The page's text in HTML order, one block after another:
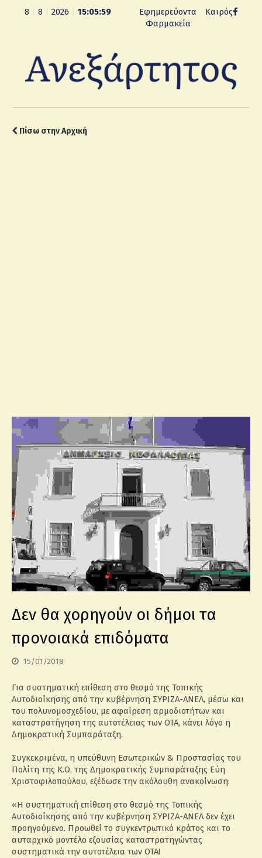
8 8 2026 15:06:00
Εφημερεύοντα
Φαρμακεία
Καιρός
Πίσω στην Αρχική
Δεν θα χορηγούν οι δήμοι τα
προνοιακά επιδόματα
15/01/2018
Για συστηματική επίθεση στο θεσμό της Τοπικής
Αυτοδιοίκησης από την κυβέρνηση ΣΥΡΙΖΑ-ΑΝΕΛ, μέσω και
του πολυνομοσχεδίου, με αφαίρεση αρμοδιοτήτων και
καταστρατήγηση της αυτοτέλειας των ΟΤΑ, κάνει λόγο η
Δημοκρατική Συμπαράταξη.
Συγκεκριμένα, η υπεύθυνη Εσωτερικών & Προστασίας του
Πολίτη της Κ.Ο. της Δημοκρατικής Συμπαράταξης Εύη
Χριστοφιλοπούλου, εξέδωσε την ακόλουθη ανακοίνωση:
«Η συστηματική επίθεση στο θεσμό της Τοπικής
Αυτοδιοίκησης από την κυβέρνηση ΣΥΡΙΖΑ-ΑΝΕΛ δεν έχει
προηγούμενο. Προωθεί το συγκεντρωτικό κράτος και το
αυταρχικό μοντέλο εξουσίας καταστρατηγώντας
συστηματικά την αυτοτέλεια των ΟΤΑ!